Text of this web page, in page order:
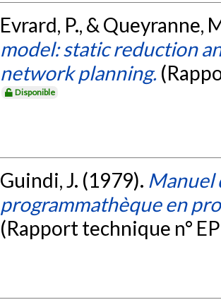
Evrard, P., & Queyranne,
model: static reduction
network planning.
Disponible
Guindi, J. (1979). Manuel
programmathèque en
(Rapport technique n°